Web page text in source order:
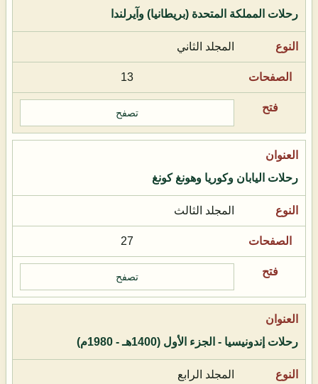
رحلات المملكة المتحدة (بريطانيا) وآيرلندا
المجلد الثاني
13
تصفح
رحلات اليابان وكوريا وهونغ كونغ
المجلد الثالث
27
تصفح
رحلات إندونيسيا - الجزء الأول (1400هـ - 1980م)
المجلد الرابع